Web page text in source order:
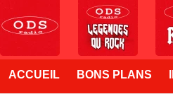
ACCUEIL BONS PLANS